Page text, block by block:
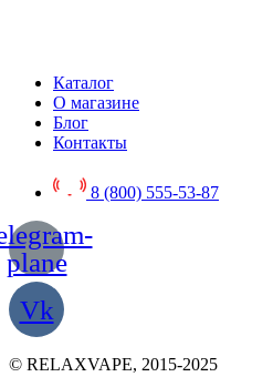
Каталог
О магазине
Блог
Контакты
8 (800) 555-53-87
plane
Vk
© RELAXVAPE, 2015-2025